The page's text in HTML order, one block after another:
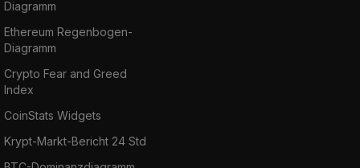
Diagramm
Ethereum Regenbogen-
Diagramm
Crypto Fear and Greed
Index
CoinStats Widgets
Krypt-Markt-Bericht 24 Std